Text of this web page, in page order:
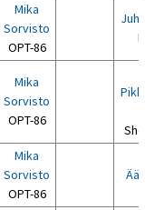
Mika
Sorvisto
OPT-86
Mika
Sorvisto
OPT-86
Mika
Sorvisto
OPT-86